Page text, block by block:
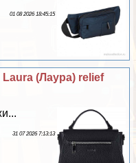
01 08 2026 18:45:15
(Лаура) relief
31 07 2026 7:13:13